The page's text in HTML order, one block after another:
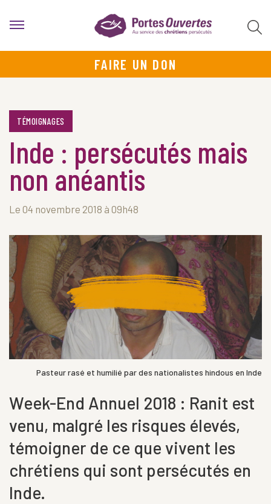
FAIRE UN DON
TÉMOIGNAGES
Inde : persécutés mais
non anéantis
Le 04 novembre 2018 à 09h48
Pasteur rasé et humilié par des nationalistes hindous en Inde
Week-End Annuel 2018 : Ranit est
venu, malgré les risques élevés,
témoigner de ce que vivent les
chrétiens qui sont persécutés en
Inde.